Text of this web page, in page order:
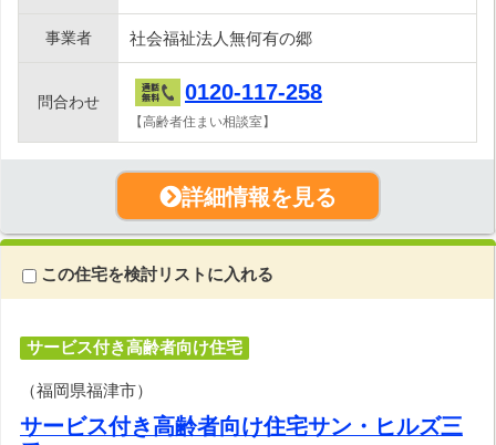
事業者 社会福祉法人無何有の郷
問合わせ 0120-117-258
【高齢者住まい相談室】
詳細情報を見る
この住宅を検討リストに入れる
サービス付き高齢者向け住宅
（福岡県福津市）
サービス付き高齢者向け住宅サン・ヒルズ三